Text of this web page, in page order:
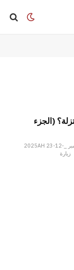
(الجزء
الثلاثاء _23 _ديسمبر _2025AH 23-12-
زيارة